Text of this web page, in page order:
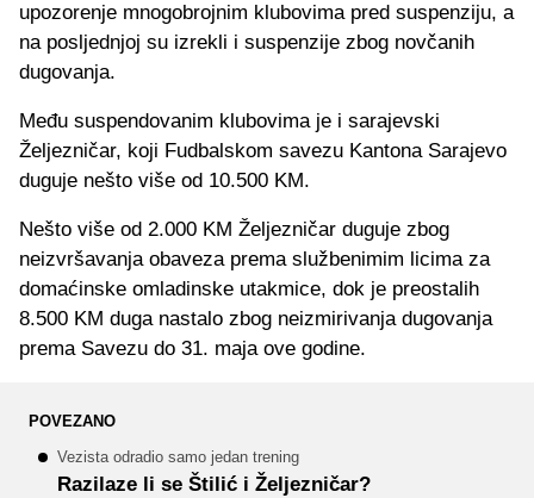
upozorenje mnogobrojnim klubovima pred suspenziju, a
na posljednjoj su izrekli i suspenzije zbog novčanih
dugovanja.
Među suspendovanim klubovima je i sarajevski
Željezničar, koji Fudbalskom savezu Kantona Sarajevo
duguje nešto više od 10.500 KM.
Nešto više od 2.000 KM Željezničar duguje zbog
neizvršavanja obaveza prema službenimim licima za
domaćinske omladinske utakmice, dok je preostalih
8.500 KM duga nastalo zbog neizmirivanja dugovanja
prema Savezu do 31. maja ove godine.
POVEZANO
Vezista odradio samo jedan trening
Razilaze li se Štilić i Željezničar?